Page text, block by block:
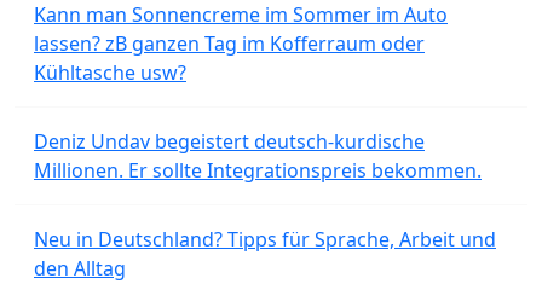
Kann man Sonnencreme im Sommer im Auto
lassen? zB ganzen Tag im Kofferraum oder
Kühltasche usw?
Deniz Undav begeistert deutsch-kurdische
Millionen. Er sollte Integrationspreis bekommen.
Neu in Deutschland? Tipps für Sprache, Arbeit und
den Alltag